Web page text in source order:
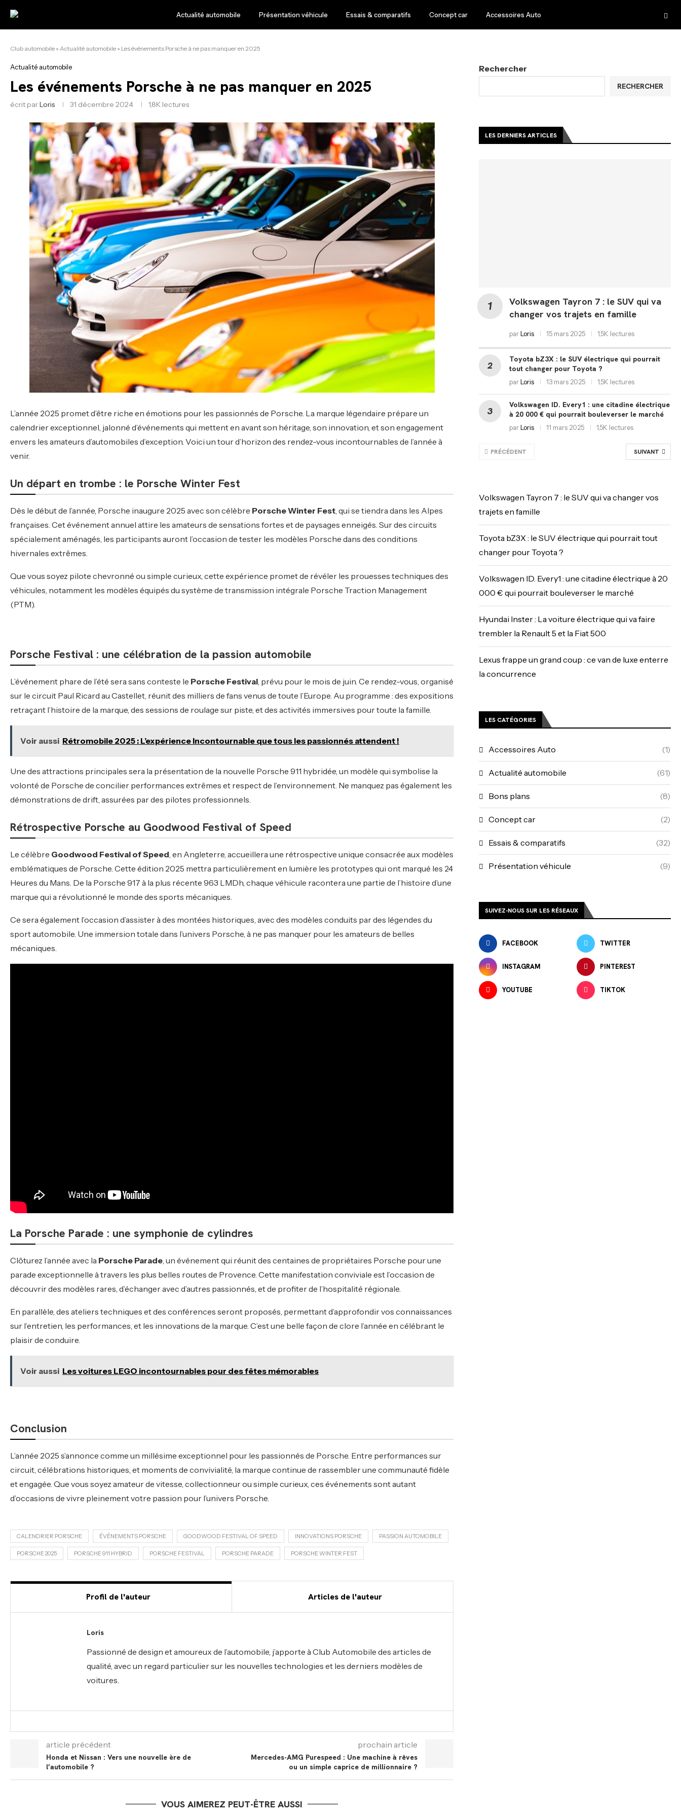
Actualité automobile Présentation véhicule Essais & comparatifs Concept car Accessoires Auto
Club automobile » Actualité automobile » Les événements Porsche à ne pas manquer en 2025
Actualité automobile
Les événements Porsche à ne pas manquer en 2025
écrit parLoris 31 décembre 2024 1,8K lectures
L’année 2025 promet d’être riche en émotions pour les passionnés de Porsche. La marque légendaire prépare un
calendrier exceptionnel, jalonné d’événements qui mettent en avant son héritage, son innovation, et son engagement
envers les amateurs d’automobiles d’exception. Voici un tour d’horizon des rendez-vous incontournables de l’année à
venir.
Un départ en trombe : le Porsche Winter Fest
Dès le début de l’année, Porsche inaugure 2025 avec son célèbre Porsche Winter Fest, qui se tiendra dans les Alpes
françaises. Cet événement annuel attire les amateurs de sensations fortes et de paysages enneigés. Sur des circuits
spécialement aménagés, les participants auront l’occasion de tester les modèles Porsche dans des conditions
hivernales extrêmes.
Que vous soyez pilote chevronné ou simple curieux, cette expérience promet de révéler les prouesses techniques des
véhicules, notamment les modèles équipés du système de transmission intégrale Porsche Traction Management
(PTM).
Porsche Festival : une célébration de la passion automobile
L’événement phare de l’été sera sans conteste le Porsche Festival, prévu pour le mois de juin. Ce rendez-vous, organisé
sur le circuit Paul Ricard au Castellet, réunit des milliers de fans venus de toute l’Europe. Au programme : des expositions
retraçant l’histoire de la marque, des sessions de roulage sur piste, et des activités immersives pour toute la famille.
Voir aussi Rétromobile 2025 : L’expérience Incontournable que tous les passionnés attendent !
Une des attractions principales sera la présentation de la nouvelle Porsche 911 hybridée, un modèle qui symbolise la
volonté de Porsche de concilier performances extrêmes et respect de l’environnement. Ne manquez pas également les
démonstrations de drift, assurées par des pilotes professionnels.
Rétrospective Porsche au Goodwood Festival of Speed
Le célèbre Goodwood Festival of Speed, en Angleterre, accueillera une rétrospective unique consacrée aux modèles
emblématiques de Porsche. Cette édition 2025 mettra particulièrement en lumière les prototypes qui ont marqué les 24
Heures du Mans. De la Porsche 917 à la plus récente 963 LMDh, chaque véhicule racontera une partie de l’histoire d’une
marque qui a révolutionné le monde des sports mécaniques.
Ce sera également l’occasion d’assister à des montées historiques, avec des modèles conduits par des légendes du
sport automobile. Une immersion totale dans l’univers Porsche, à ne pas manquer pour les amateurs de belles
mécaniques.
La Porsche Parade : une symphonie de cylindres
Clôturez l’année avec la Porsche Parade, un événement qui réunit des centaines de propriétaires Porsche pour une
parade exceptionnelle à travers les plus belles routes de Provence. Cette manifestation conviviale est l’occasion de
découvrir des modèles rares, d’échanger avec d’autres passionnés, et de profiter de l’hospitalité régionale.
En parallèle, des ateliers techniques et des conférences seront proposés, permettant d’approfondir vos connaissances
sur l’entretien, les performances, et les innovations de la marque. C’est une belle façon de clore l’année en célébrant le
plaisir de conduire.
Voir aussi Les voitures LEGO incontournables pour des fêtes mémorables
Conclusion
L’année 2025 s’annonce comme un millésime exceptionnel pour les passionnés de Porsche. Entre performances sur
circuit, célébrations historiques, et moments de convivialité, la marque continue de rassembler une communauté fidèle
et engagée. Que vous soyez amateur de vitesse, collectionneur ou simple curieux, ces événements sont autant
d’occasions de vivre pleinement votre passion pour l’univers Porsche.
CALENDRIER PORSCHE ÉVÉNEMENTS PORSCHE GOODWOOD FESTIVAL OF SPEED INNOVATIONS PORSCHE PASSION AUTOMOBILE
PORSCHE 2025 PORSCHE 911 HYBRID PORSCHE FESTIVAL PORSCHE PARADE PORSCHE WINTER FEST
Profil de l'auteur Articles de l'auteur
Loris
Passionné de design et amoureux de l’automobile, j’apporte à Club Automobile des articles de
qualité, avec un regard particulier sur les nouvelles technologies et les derniers modèles de
voitures.
article précédent
Honda et Nissan : Vers une nouvelle ère de
l’automobile ?
prochain article
Mercedes-AMG Purespeed : Une machine à rêves
ou un simple caprice de millionnaire ?
VOUS AIMEREZ PEUT-ÊTRE AUSSI
Rechercher
RECHERCHER
LES DERNIERS ARTICLES
Volkswagen Tayron 7 : le SUV qui va
changer vos trajets en famille
parLoris 15 mars 2025 1,5K lectures
Toyota bZ3X : le SUV électrique qui pourrait
tout changer pour Toyota ?
parLoris 13 mars 2025 1,5K lectures
Volkswagen ID. Every1 : une citadine électrique
à 20 000 € qui pourrait bouleverser le marché
parLoris 11 mars 2025 1,5K lectures
PRÉCÉDENT SUIVANT
Volkswagen Tayron 7 : le SUV qui va changer vos
trajets en famille
Toyota bZ3X : le SUV électrique qui pourrait tout
changer pour Toyota ?
Volkswagen ID. Every1 : une citadine électrique à 20
000 € qui pourrait bouleverser le marché
Hyundai Inster : La voiture électrique qui va faire
trembler la Renault 5 et la Fiat 500
Lexus frappe un grand coup : ce van de luxe enterre
la concurrence
LES CATÉGORIES
Accessoires Auto (1)
Actualité automobile (61)
Bons plans (8)
Concept car (2)
Essais & comparatifs (32)
Présentation véhicule (9)
SUIVEZ-NOUS SUR LES RÉSEAUX
FACEBOOK TWITTER
INSTAGRAM PINTEREST
YOUTUBE TIKTOK